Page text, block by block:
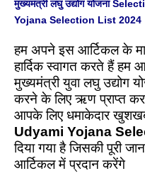
मुख्यमंत्री लघु उद्योग योजना
Yojana Selection List 2024
हम अपने इस आर्टिकल के
हार्दिक स्वागत करते हैं
मुख्यमंत्री युवा लघु उद्योग
करने के लिए ऋण प्राप्त
आपके लिए धमाकेदार
Udyami Yojana
दिया गया है जिसकी पूरी
आर्टिकल में प्रदान करेंगे